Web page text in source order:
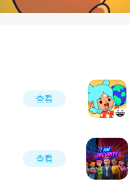
查看
查看